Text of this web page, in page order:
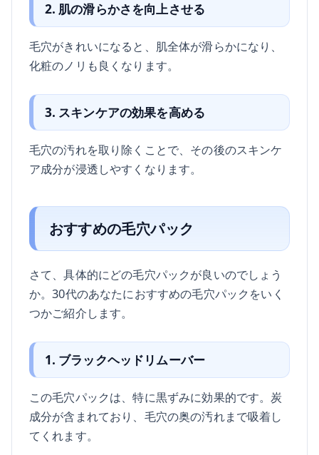
2. 肌の滑らかさを向上させる
毛穴がきれいになると、肌全体が滑らかになり、
化粧のノリも良くなります。
3. スキンケアの効果を高める
毛穴の汚れを取り除くことで、その後のスキンケ
ア成分が浸透しやすくなります。
おすすめの毛穴パック
さて、具体的にどの毛穴パックが良いのでしょう
か。30代のあなたにおすすめの毛穴パックをいく
つかご紹介します。
1. ブラックヘッドリムーバー
この毛穴パックは、特に黒ずみに効果的です。炭
成分が含まれており、毛穴の奥の汚れまで吸着し
てくれます。